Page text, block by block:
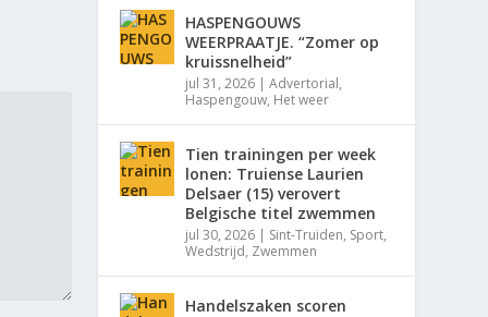
HASPENGOUWS
WEERPRAATJE. “Zomer op
kruissnelheid”
jul 31, 2026 |Advertorial,
Haspengouw, Het weer
Tien trainingen per week
lonen: Truiense Laurien
Delsaer (15) verovert
Belgische titel zwemmen
jul 30, 2026 | Sint-Truiden, Sport,
Wedstrijd, Zwemmen
Handelszaken scoren